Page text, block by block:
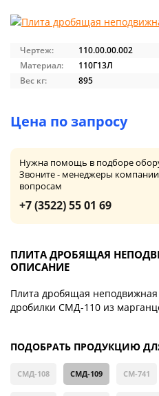
Чертеж:
110.00.00.002
Материал:
110Г13Л
Вес кг:
895
Цена по запросу
Нужна помощь в подборе
Звоните - менеджеры
вопросам
+7 (3522) 55 01 69
ПЛИТА ДРОБЯЩАЯ
ОПИСАНИЕ
Плита дробящая
дробилки СМД-110 из
ПОДОБРАТЬ ПРОДУКЦИЮ
СМД-108 СМД-109 СМ-741